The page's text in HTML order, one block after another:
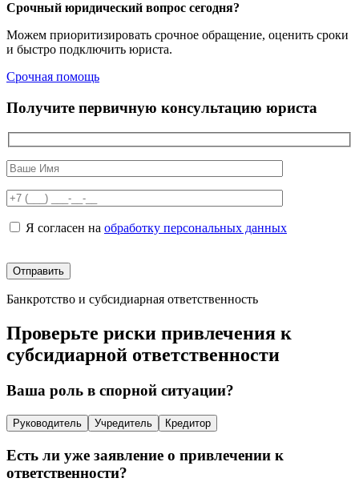
Срочный юридический вопрос сегодня?
Можем приоритизировать срочное обращение, оценить сроки
и быстро подключить юриста.
Срочная помощь
Получите первичную консультацию юриста
Я согласен на обработку персональных данных
Банкротство и субсидиарная ответственность
Проверьте риски привлечения к
субсидиарной ответственности
Ваша роль в спорной ситуации?
Руководитель Учредитель Кредитор
Есть ли уже заявление о привлечении к
ответственности?